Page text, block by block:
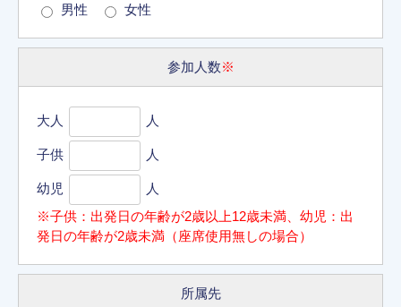
男性 女性
参加人数※
大人 人
子供 人
幼児
人
※子供：出発日の年齢が2歳以上12歳未満、幼児：出
発日の年齢が2歳未満（座席使用無しの場合）
所属先